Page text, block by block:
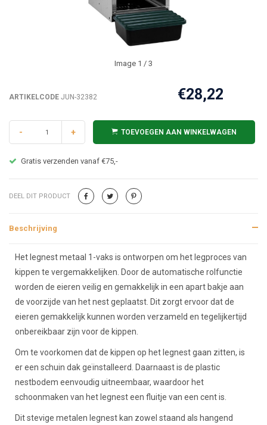
Image 1 / 3
ARTIKELCODE JUN-32382 €28,22
- + TOEVOEGEN AAN WINKELWAGEN
Gratis verzenden vanaf €75,-
DEEL DIT PRODUCT
Beschrijving
Beschrijving
Het legnest metaal 1-vaks is ontworpen om het legproces van
kippen te vergemakkelijken. Door de automatische rolfunctie
worden de eieren veilig en gemakkelijk in een apart bakje aan
de voorzijde van het nest geplaatst. Dit zorgt ervoor dat de
eieren gemakkelijk kunnen worden verzameld en tegelijkertijd
onbereikbaar zijn voor de kippen.
Om te voorkomen dat de kippen op het legnest gaan zitten, is
er een schuin dak geïnstalleerd. Daarnaast is de plastic
nestbodem eenvoudig uitneembaar, waardoor het
schoonmaken van het legnest een fluitje van een cent is.
Dit stevige metalen legnest kan zowel staand als hangend